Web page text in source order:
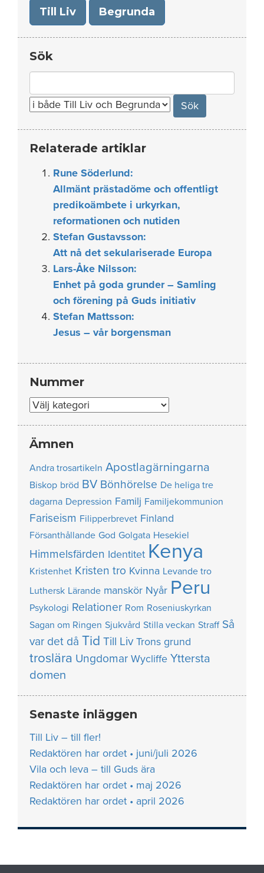
Till Liv Begrunda
Sök
for:
Relaterade artiklar
Rune Söderlund:
Allmänt prästadöme och offentligt
predikoämbete i urkyrkan,
reformationen och nutiden
Stefan Gustavsson:
Att nå det sekulariserade Europa
Lars-Åke Nilsson:
Enhet på goda grunder – Samling
och förening på Guds initiativ
Stefan Mattsson:
Jesus – vår borgensman
Nummer
Nummer
Ämnen
Andra trosartikeln Apostlagärningarna
Biskop bröd BV Bönhörelse De heliga tre
dagarna Depression Familj Familjekommunion
Fariseism Filipperbrevet Finland
Försanthållande God Golgata Hesekiel
Himmelsfärden Identitet Kenya
Kristenhet Kristen tro Kvinna Levande tro
Luthersk Lärande manskör Nyår Peru
Psykologi Relationer Rom Roseniuskyrkan
Sagan om Ringen Sjukvård Stilla veckan Straff Så
var det då Tid Till Liv Trons grund
troslära Ungdomar Wycliffe Yttersta
domen
Senaste inläggen
Till Liv – till fler!
Redaktören har ordet • juni/juli 2026
Vila och leva – till Guds ära
Redaktören har ordet • maj 2026
Redaktören har ordet • april 2026